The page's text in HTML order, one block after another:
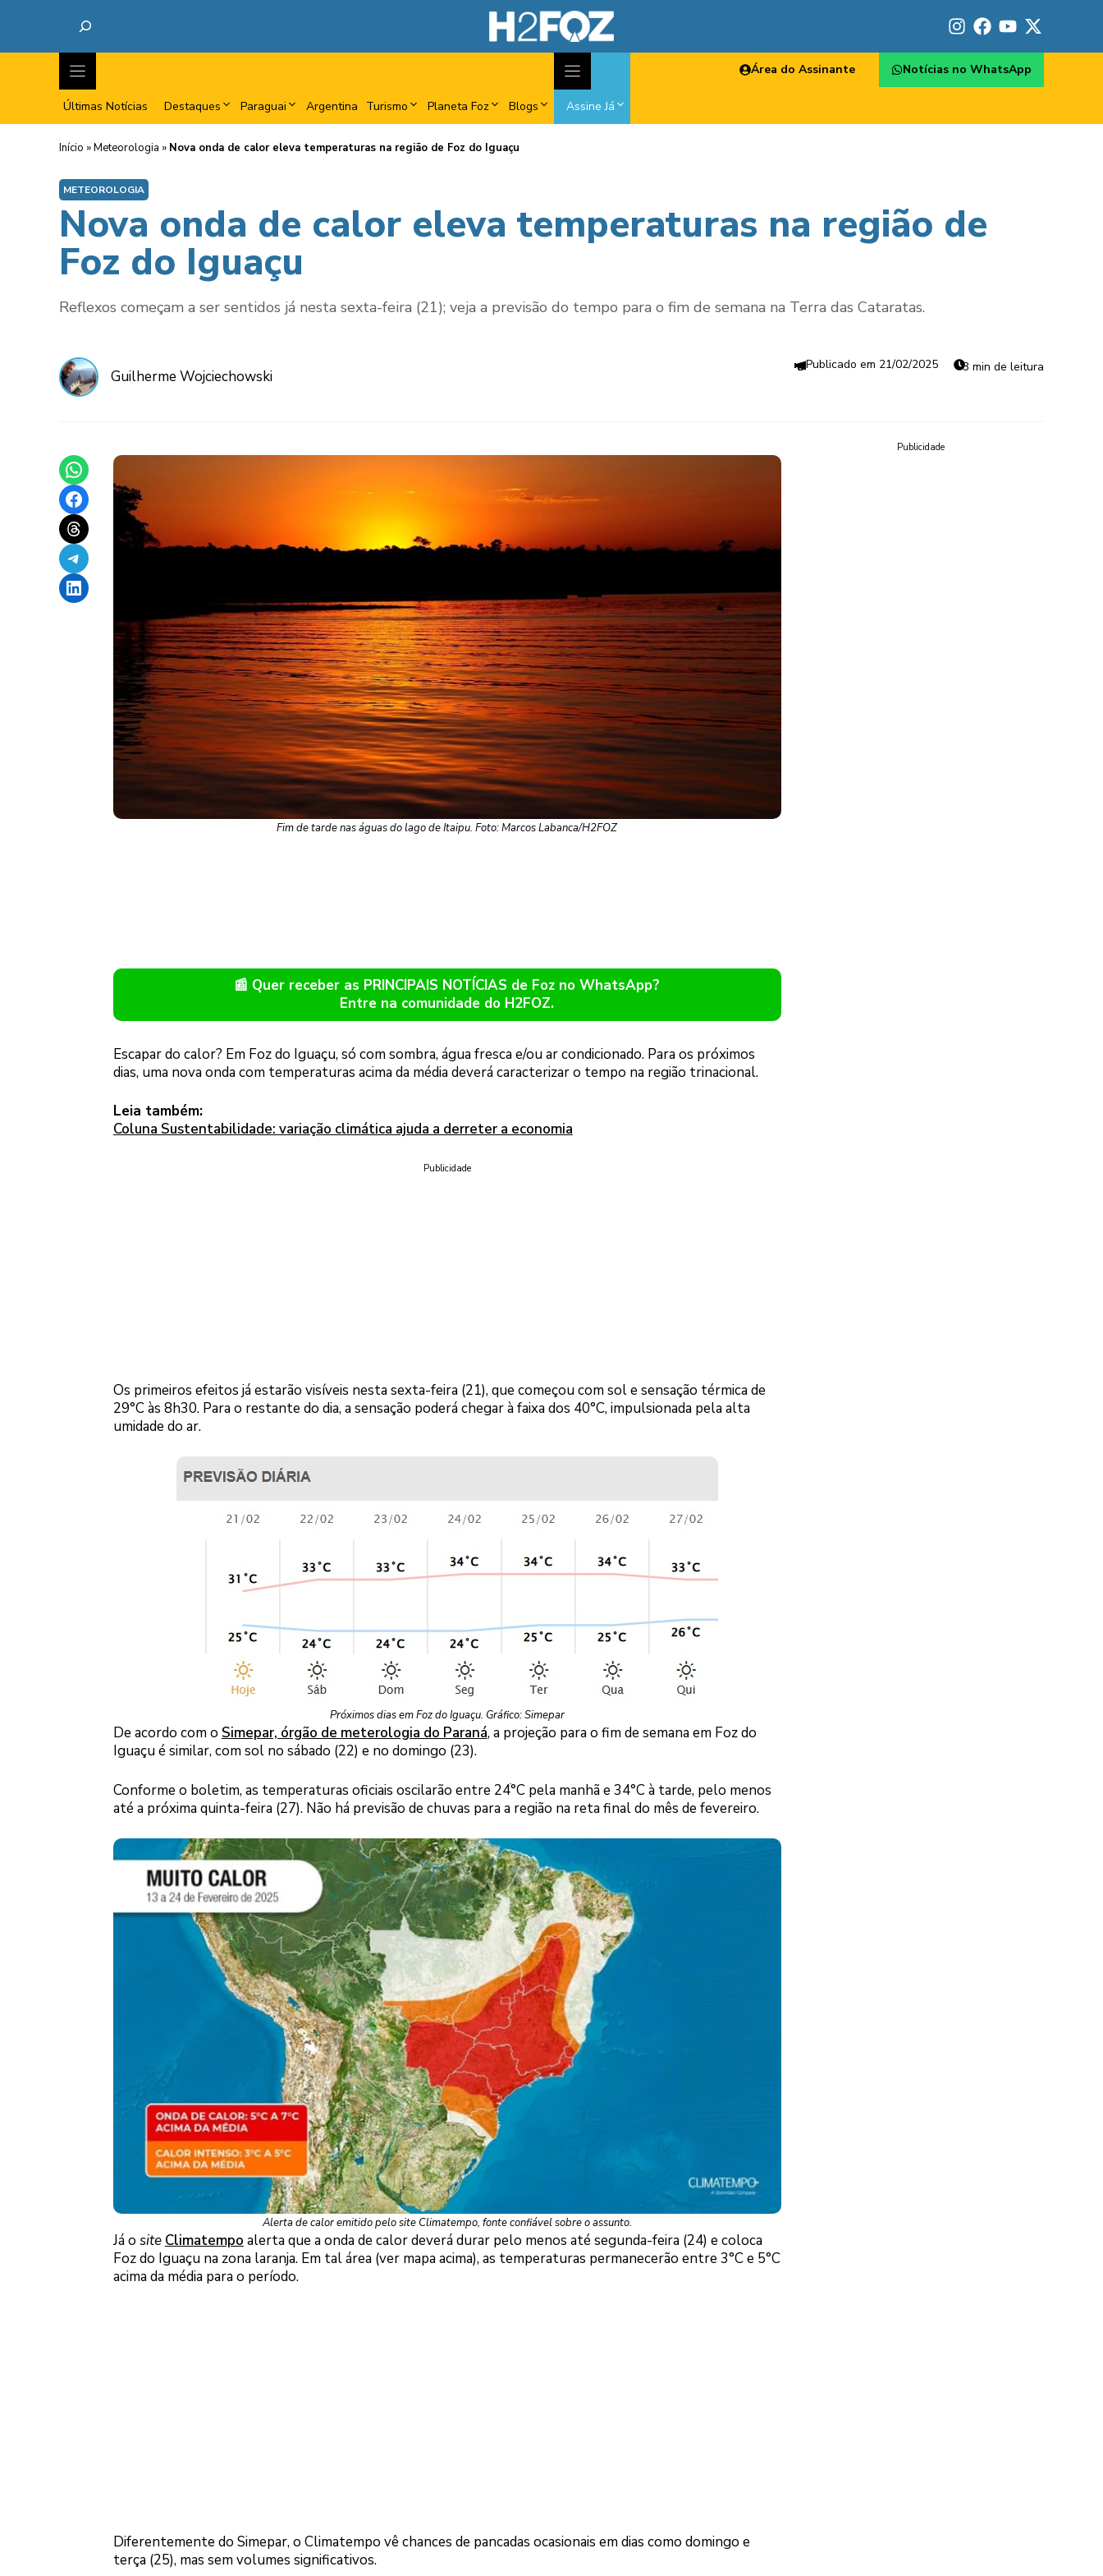
Últimas Notícias Destaques Paraguai Argentina Turismo Planeta Foz Blogs Assine Já
Área do Assinante Notícias no WhatsApp
Início »Meteorologia » Nova onda de calor eleva temperaturas na região de Foz do Iguaçu
METEOROLOGIA
Nova onda de calor eleva temperaturas na região de
Foz do Iguaçu
Reflexos começam a ser sentidos já nesta sexta-feira (21); veja a previsão do tempo para o fim de semana na Terra das Cataratas.
Guilherme Wojciechowski
21/02/2025 3 min de leitura
Share on WhatsApp
Share on Facebook
Share on Threads
Share on Telegram
Share on LinkedIn
Fim de tarde nas águas do lago de Itaipu. Foto: Marcos Labanca/H2FOZ
📰 Quer receber as PRINCIPAIS NOTÍCIAS de Foz no WhatsApp?
Entre na comunidade do H2FOZ.
Escapar do calor? Em Foz do Iguaçu, só com sombra, água fresca e/ou ar condicionado. Para os próximos
dias, uma nova onda com temperaturas acima da média deverá caracterizar o tempo na região trinacional.
Leia também:
Coluna Sustentabilidade: variação climática ajuda a derreter a economia
Publicidade
Os primeiros efeitos já estarão visíveis nesta sexta-feira (21), que começou com sol e sensação térmica de
29°C às 8h30. Para o restante do dia, a sensação poderá chegar à faixa dos 40°C, impulsionada pela alta
umidade do ar.
Próximos dias em Foz do Iguaçu. Gráfico: Simepar
De acordo com o Simepar, órgão de meterologia do Paraná, a projeção para o fim de semana em Foz do
Iguaçu é similar, com sol no sábado (22) e no domingo (23).
Conforme o boletim, as temperaturas oficiais oscilarão entre 24ׄ°C pela manhã e 34°C à tarde, pelo menos
até a próxima quinta-feira (27). Não há previsão de chuvas para a região na reta final do mês de fevereiro.
Alerta de calor emitido pelo site Climatempo, fonte confiável sobre o assunto.
Já o site Climatempo alerta que a onda de calor deverá durar pelo menos até segunda-feira (24) e coloca
Foz do Iguaçu na zona laranja. Em tal área (ver mapa acima), as temperaturas permanecerão entre 3°C e 5°C
acima da média para o período.
Diferentemente do Simepar, o Climatempo vê chances de pancadas ocasionais em dias como domingo e
terça (25), mas sem volumes significativos.
Publicidade